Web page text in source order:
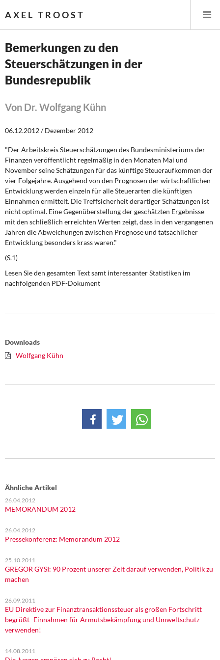
AXEL TROOST
Startseite
Leitlinien linker Wirtschafts- und Finanzpolitik
Wirtschaftspolitik
Steuer- und Finanzpolitik
Öffentliche Infrastruktur und Daseinsvorsorge
Eurokrise und Griechenland
DIE LINKE
Weitere Themen
Memo-Gruppe
Über mich
Bemerkungen zu den
Steuerschätzungen in der
Bundesrepublik
Von Dr. Wolfgang Kühn
06.12.2012 / Dezember 2012
"Der Arbeitskreis Steuerschätzungen des Bundesministeriums der
Finanzen veröffentlicht regelmäßig in den Monaten Mai und
November seine Schätzungen für das künftige Steueraufkommen der
vier Folgejahre. Ausgehend von den Prognosen der wirtschaftlichen
Entwicklung werden einzeln für alle Steuerarten die künftigen
Einnahmen ermittelt. Die Treffsicherheit derartiger Schätzungen ist
nicht optimal. Eine Gegenüberstellung der geschätzten Ergebnisse
mit den schließlich erreichten Werten zeigt, dass in den vergangenen
Jahren die Abweichungen zwischen Prognose und tatsächlicher
Entwicklung besonders krass waren."
(S.1)
Lesen Sie den gesamten Text samt interessanter Statistiken im
nachfolgenden PDF-Dokument
Downloads
Wolfgang Kühn
Ähnliche Artikel
26.04.2012
MEMORANDUM 2012
26.04.2012
Pressekonferenz: Memorandum 2012
25.10.2011
GREGOR GYSI: 90 Prozent unserer Zeit darauf verwenden, Politik zu
machen
26.09.2011
EU Direktive zur Finanztransaktionssteuer als großen Fortschritt
begrüßt -Einnahmen für Armutsbekämpfung und Umweltschutz
verwenden!
14.08.2011